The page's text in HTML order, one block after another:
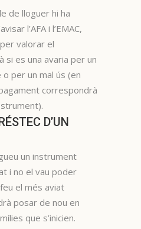
de lloguer hi ha
l’AFA i l’EMAC,
valorar el
si es una avaria per un
per un mal ús (en
correspondrà
D’UN
un instrument
i no el vau poder
el més aviat
posar de nou en
que s’inicien.